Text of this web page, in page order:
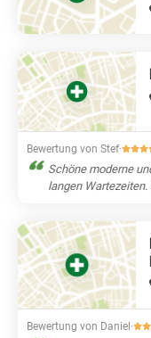
Bewertung von Stef·
Schöne moderne
langen Wartezeiten.
Bewertung von Daniel·